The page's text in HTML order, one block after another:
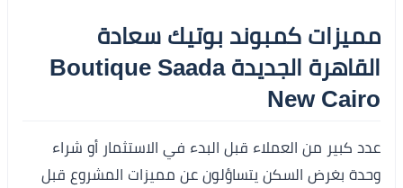
مميزات كمبوند بوتيك سعادة
القاهرة الجديدة Boutique Saada
New Cairo
عدد كبير من العملاء قبل البدء في الاستثمار أو شراء
وحدة بغرض السكن يتساؤلون عن مميزات المشروع قبل